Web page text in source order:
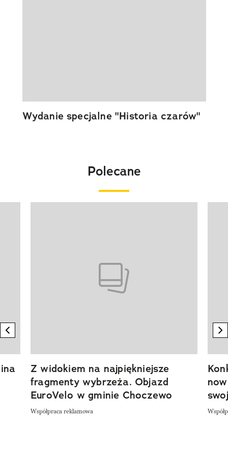
Wydanie specjalne "Historia czarów"
Polecane
previous element
Z widokiem na najpiękniejsze
fragmenty wybrzeża. Objazd
EuroVelo w gminie Choczewo
Współpraca reklamowa